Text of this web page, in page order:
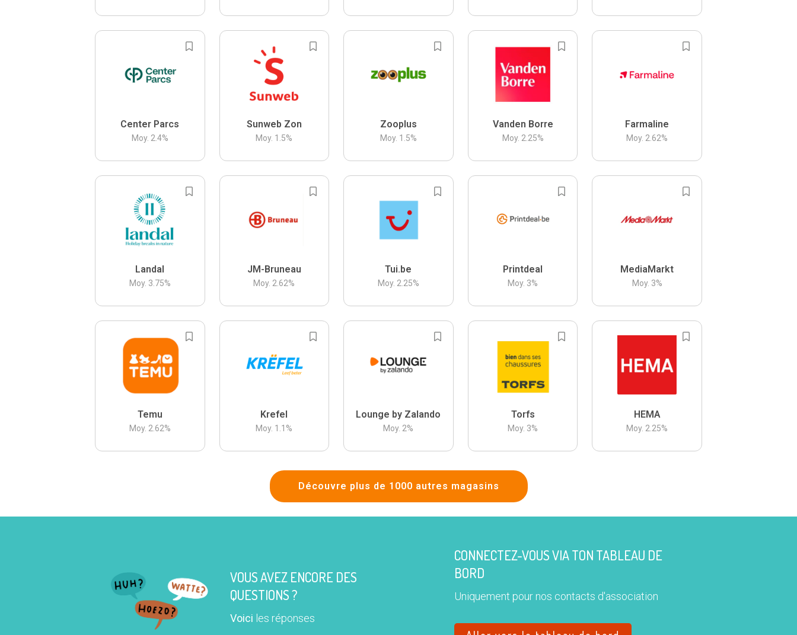
Center Parcs
Moy. 2.4%
Sunweb Zon
Moy. 1.5%
Zooplus
Moy. 1.5%
Vanden Borre
Moy. 2.25%
Farmaline
Moy. 2.62%
Landal
Moy. 3.75%
JM-Bruneau
Moy. 2.62%
Tui.be
Moy. 2.25%
Printdeal
Moy. 3%
MediaMarkt
Moy. 3%
Temu
Moy. 2.62%
Krefel
Moy. 1.1 %
Lounge by Zalando
Moy. 2%
Torfs
Moy. 3%
HEMA
Moy. 2.25%
Découvre plus de 1000 autres magasins
VOUS AVEZ ENCORE DES
QUESTIONS ?
Voici les réponses
CONNECTEZ-VOUS VIA TON TABLEAU DE
BORD
Uniquement pour nos contacts d'association